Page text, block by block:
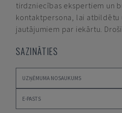
tirdzniecības ekspertiem un
kontaktpersona, lai atbildētu
jautājumiem par iekārtu.
SAZINĀTIES